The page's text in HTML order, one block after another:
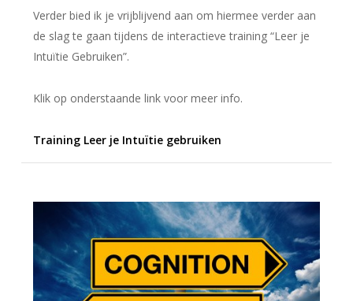
Verder bied ik je vrijblijvend aan om hiermee verder aan
de slag te gaan tijdens de interactieve training “Leer je
Intuïtie Gebruiken”.
Klik op onderstaande link voor meer info.
Training Leer je Intuïtie gebruiken